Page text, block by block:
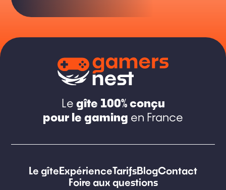
Le gîte 100% conçu
pour le gaming en France
Le gîteExpérienceTarifsBlogContact
Foire aux questions